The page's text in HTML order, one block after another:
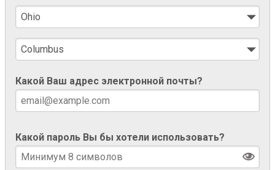
Какой Ваш адрес электронной почты?
Какой пароль Вы бы хотели использовать?